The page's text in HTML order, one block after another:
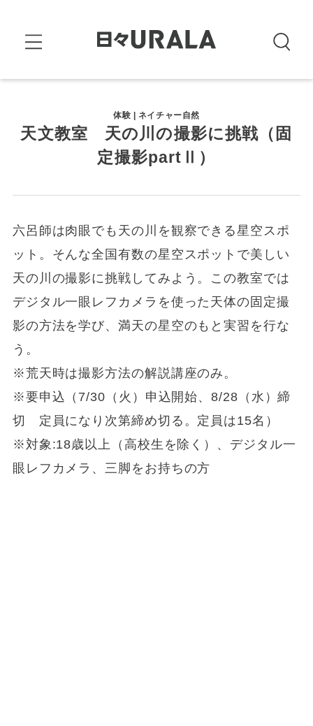
体験 | ネイチャー自然
天文教室 天の川の撮影に挑戦（固
定撮影partⅡ）
六呂師は肉眼でも天の川を観察できる星空スポ
ット。そんな全国有数の星空スポットで美しい
天の川の撮影に挑戦してみよう。この教室では
デジタル一眼レフカメラを使った天体の固定撮
影の方法を学び、満天の星空のもと実習を行な
う。
※荒天時は撮影方法の解説講座のみ。
※要申込（7/30（火）申込開始、8/28（水）締
切 定員になり次第締め切る。定員は15名）
※対象:18歳以上（高校生を除く）、デジタル一
眼レフカメラ、三脚をお持ちの方